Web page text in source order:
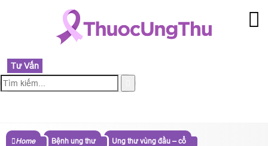
Tư Vấn
Home Bệnh ung thư Ung thư vùng đầu – cổ